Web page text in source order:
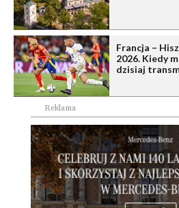
Francja –
2026. Kiedy
dzisiaj
Reklama